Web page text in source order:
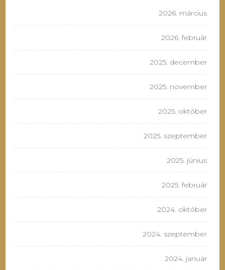
2026. március
2026. február
2025. december
2025. november
2025. október
2025. szeptember
2025. június
2025. február
2024. október
2024. szeptember
2024. január